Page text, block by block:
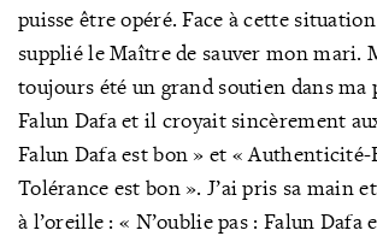
puisse être opéré. Face à cette situation
supplié le Maître de sauver mon mari.
toujours été un grand soutien dans ma
Falun Dafa et il croyait sincèrement
Falun Dafa est bon » et «
Tolérance est bon ». J’ai pris sa main
à l’oreille : « N’oublie pas : Falun Dafa